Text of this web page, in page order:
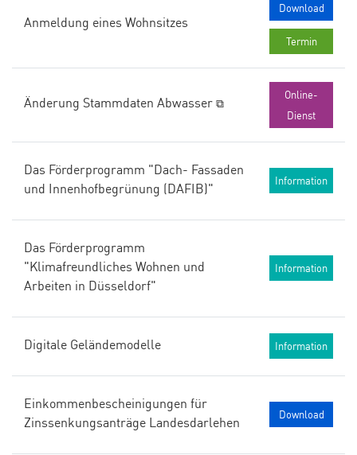
Anmeldung eines Wohnsitzes
Download
Termin
Änderung Stammdaten Abwasser ⧉
Online-
Dienst
Das Förderprogramm "Dach- Fassaden
und Innenhofbegrünung (DAFIB)"
Information
Das Förderprogramm
"Klimafreundliches Wohnen und
Arbeiten in Düsseldorf"
Information
Digitale Geländemodelle Information
Einkommenbescheinigungen für
Zinssenkungsanträge Landesdarlehen
Download